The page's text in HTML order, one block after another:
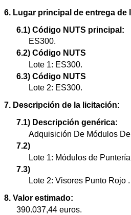
6. Lugar principal de entrega de
6.1) Código NUTS principal:
ES300.
6.2) Código NUTS
Lote 1: ES300.
6.3) Código NUTS
Lote 2: ES300.
7. Descripción de la licitación:
7.1) Descripción genérica:
Adquisición De Módulos
7.2)
Lote 1: Módulos de
7.3)
Lote 2: Visores Punto Rojo .
8. Valor estimado:
390.037,44 euros.